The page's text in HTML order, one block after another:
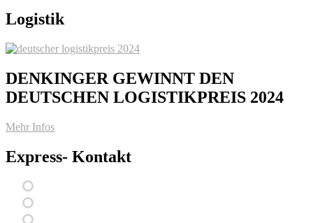
Logistik
DENKINGER GEWINNT DEN
DEUTSCHEN LOGISTIKPREIS 2024
Mehr Infos
Express- Kontakt